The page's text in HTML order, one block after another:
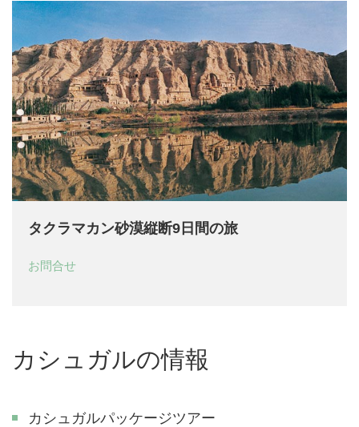
タクラマカン砂漠縦断9日間の旅
お問合せ
カシュガルの情報
カシュガルパッケージツアー